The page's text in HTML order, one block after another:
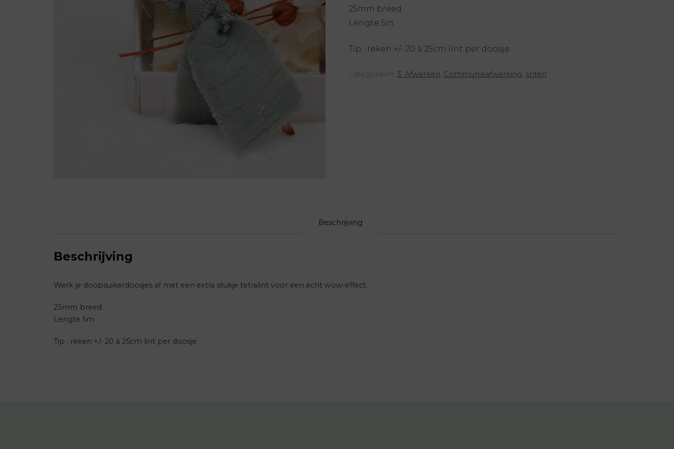
25mm breed
Lengte 5m
Tip : reken +/- 20 à 25cm lint per doosje
3. Afwerken Communieafwerking linten
Beschrijving
Beschrijving
Werk je doopsuikerdoosjes af met een extra stukje tetralint voor een echt wow-effect.
25mm breed
Lengte 5m
Tip : reken +/- 20 à 25cm lint per doosje